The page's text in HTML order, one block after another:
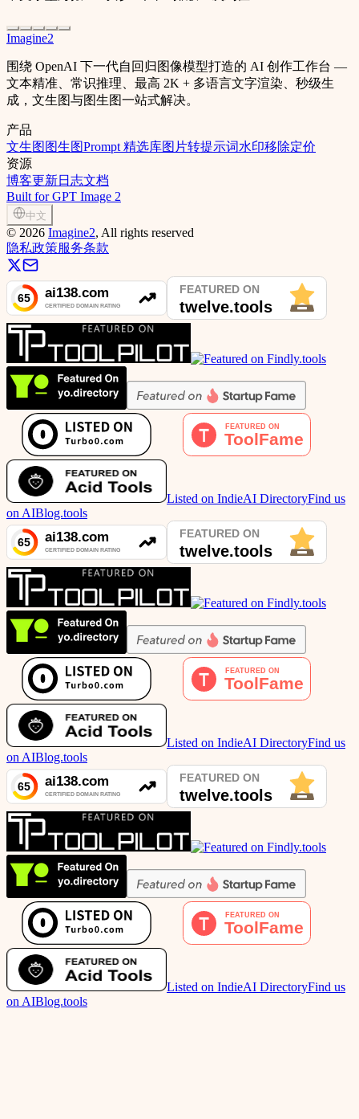
Imagine2
围绕 OpenAI 下一代自回归图像模型打造的 AI 创作工作台 —
文本精准、常识推理、最高 2K + 多语言文字渲染、秒级生
成，文生图与图生图一站式解决。
产品
文生图 图生图Prompt 精选库图片转提示词水印移除定价
资源
博客更新日志文档
Built for GPT Image 2
中文
© 2026 Imagine2, All rights reserved
隐私政策服务条款
Listed on IndieAI DirectoryFind us
on AIBlog.tools
Listed on IndieAI DirectoryFind us
on AIBlog.tools
Listed on IndieAI DirectoryFind us
on AIBlog.tools